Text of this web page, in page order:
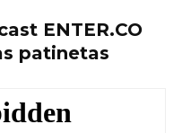
ENTER.CO
patinetas